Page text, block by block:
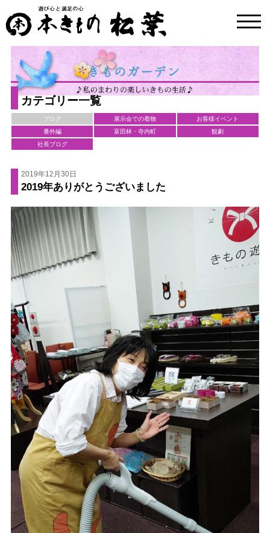
カテゴリー一覧
ブログ 展示会での着物
お客様イベント
番外編
富田林・寺内町
観劇
社長ブログ
2019年12月30日
2019年ありがとうございました